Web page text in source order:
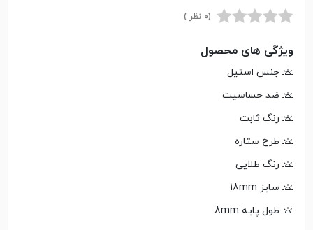
(0 نظر )
ویژگی های محصول
جنس استیل
ضد حساسیت
رنگ ثابت
طرح ستاره
رنگ طلایی
سایز 18mm
طول پایه 8mm